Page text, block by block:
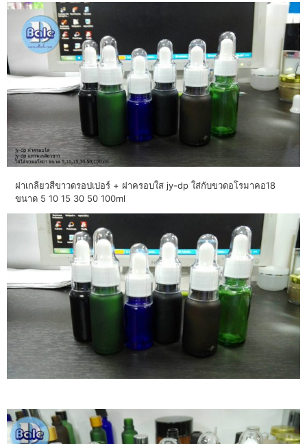
ฝาเกลียวสีขาวดรอปเปอร์ + ฝาครอบใส jy-dp ใส่กับขวดอโรมาคอ18
ขนาด 5 10 15 30 50 100ml